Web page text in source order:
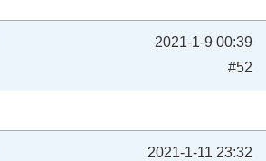
2021-1-9 00:39
#52
2021-1-11 23:32